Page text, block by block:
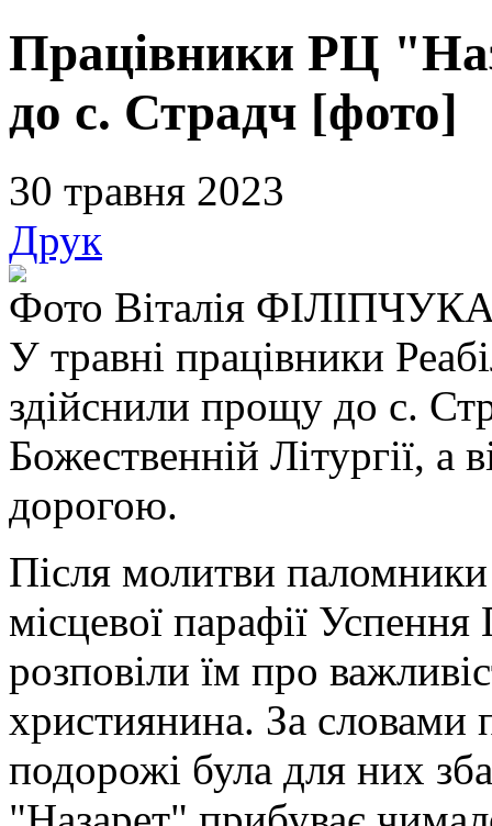
Працівники РЦ
до с. Страдч [фото]
30 травня 2023
Друк
Фото Віталія
У травні працівники
здійснили прощу до с.
Божественній Літургії,
дорогою.
Після молитви паломники
місцевої парафії Успення
розповіли їм про
християнина. За словами
подорожі була для них